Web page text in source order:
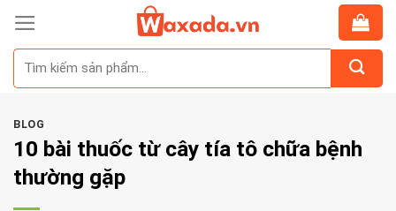
Skip
content
BLOG
10 bài thuốc từ cây tía tô chữa bệnh
thường gặp